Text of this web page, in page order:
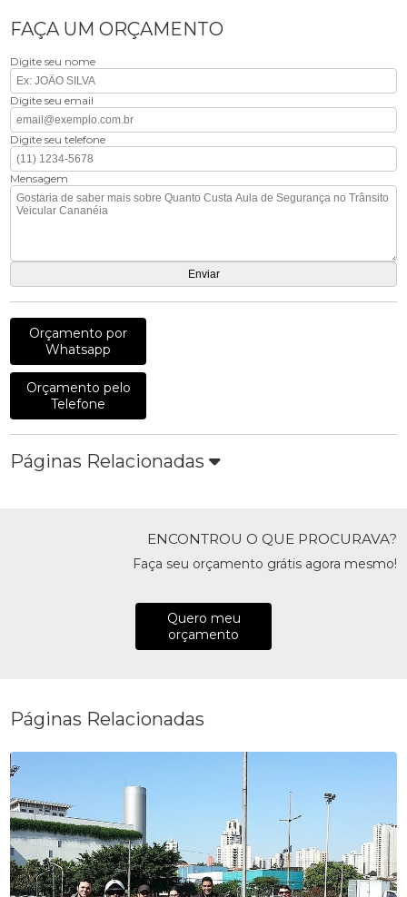
FAÇA UM ORÇAMENTO
Digite seu nome
Digite seu email
Digite seu telefone
Mensagem
Orçamento por
Whatsapp
Orçamento pelo
Telefone
Páginas Relacionadas
ENCONTROU O QUE PROCURAVA?
Faça seu orçamento grátis agora mesmo!
Quero meu
orçamento
Páginas Relacionadas